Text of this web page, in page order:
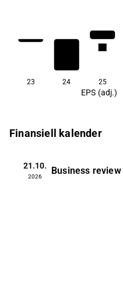
1,7
23 24 25
EPS (adj.)
Finansiell kalender
21.10.
2026
Business review